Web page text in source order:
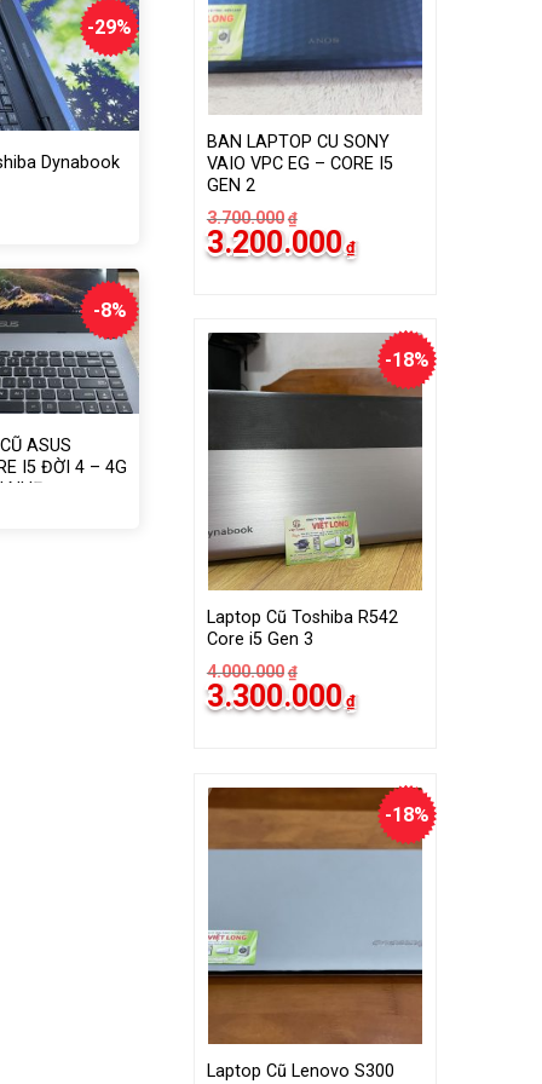
BAN LAPTOP CU SONY
VAIO VPC EG – CORE I5
GEN 2
3.700.000 ₫
Giá
gốc
3.200.000 ₫hiện
tại
-18%
Laptop Cũ Toshiba R542
Core i5 Gen 3
4.000.000 ₫
Giá
gốc
3.300.000 ₫hiện
tại
-18%
Laptop Cũ Lenovo S300
-29%
Dynabook
-8%
ASUS
I5 ĐỜI 4 – 4G
NHẸ